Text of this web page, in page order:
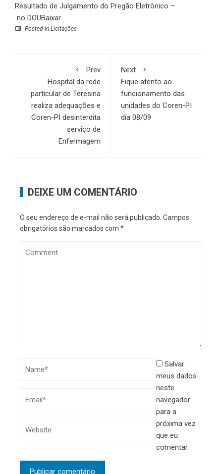
Resultado de Julgamento do Pregão Eletrônico –
no DOUBaixar
Posted in Licitações
Prev
Hospital da rede
particular de Teresina
realiza adequações e
Coren-PI desinterdita
serviço de
Enfermagem
Next
Fique atento ao
funcionamento das
unidades do Coren-PI
dia 08/09
DEIXE UM COMENTÁRIO
O seu endereço de e-mail não será publicado. Campos
obrigatórios são marcados com *
Salvar
meus dados
neste
navegador
para a
próxima vez
que eu
comentar.